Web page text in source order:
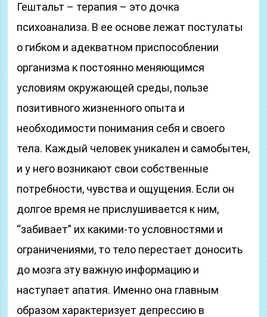
Гештальт – терапия – это дочка
психоанализа. В ее основе лежат постулаты
о гибком и адекватном приспособлении
организма к постоянно меняющимся
условиям окружающей среды, пользе
позитивного жизненного опыта и
необходимости понимания себя и своего
тела. Каждый человек уникален и самобытен,
и у него возникают свои собственные
потребности, чувства и ощущения. Если он
долгое время не прислушивается к ним,
“забивает” их какими-то условностями и
ограничениями, то тело перестает доносить
до мозга эту важную информацию и
наступает апатия. Именно она главным
образом характеризует депрессию в